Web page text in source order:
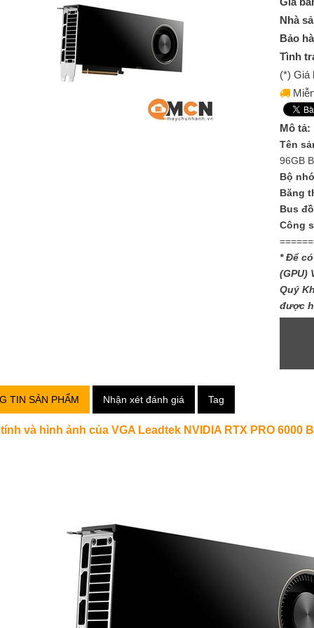
Nhà
Bảo
Tình
(*) Giá
Mô tả:
Tên
96GB
Bộ
Băng
Bus
Công
* Để
(GPU)
Quý
được
TIN SẢN PHẨM Nhận xét đánh giá Tag
và hình ảnh của VGA Leadtek NVIDIA RTX PRO 6000